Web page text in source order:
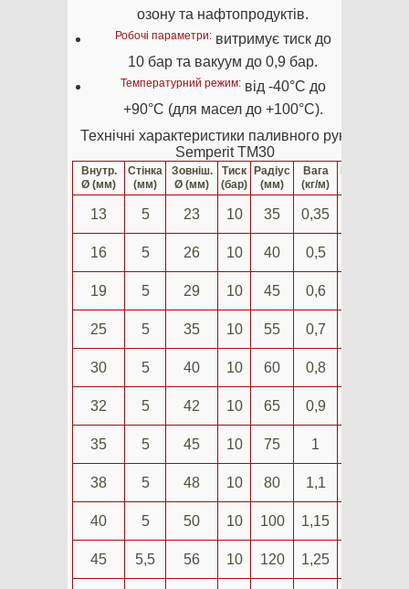
озону та нафтопродуктів.
Робочі параметри:витримує тиск до
10 бар та вакуум до 0,9 бар.
Температурний режим:від -40°C до
+90°C (для масел до +100°C).
Технічні характеристики паливного рукава
Semperit TM30
Внутр.
Ø (мм)
Стінка
(мм)
Зовніш.
Ø (мм)
Тиск
(бар)
Радіус
(мм)
Вага
(кг/м)
13 5 23 10 35 0,35
16 5 26 10 40 0,5
19 5 29 10 45 0,6
25 5 35 10 55 0,7
30 5 40 10 60 0,8
32 5 42 10 65 0,9
35 5 45 10 75 1
38 5 48 10 80 1,1
40 5 50 10 100 1,15
45 5,5 56 10 120 1,25